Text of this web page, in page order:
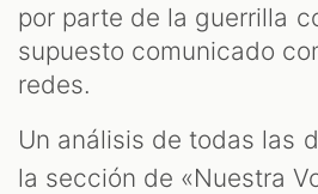
por parte de la guerrilla
supuesto comunicado
redes.
Un análisis de todas las
la sección de «Nuestra